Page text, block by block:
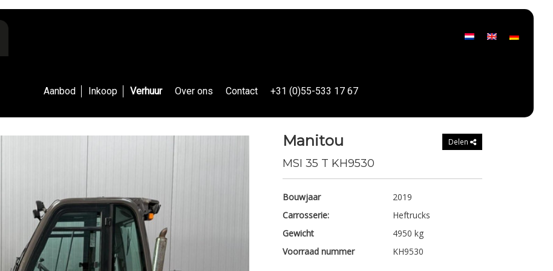
Aanbod Inkoop Verhuur Over ons Contact +31 (0)55-533 17 67
Delen
Manitou
MSI 35 T KH9530
Bouwjaar
2019
Carrosserie:
Heftrucks
Gewicht
4950 kg
Voorraad nummer
KH9530